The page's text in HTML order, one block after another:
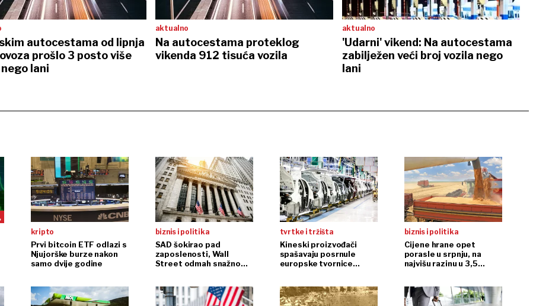
autocestama od lipnja
prošlo 3 posto više
lani
aktualno
Na autocestama proteklog
vikenda 912 tisuća vozila
aktualno
'Udarni' vikend: Na autocestama
zabilježen veći broj vozila nego
lani
kripto
Prvi bitcoin ETF odlazi s
Njujorške burze nakon
samo dvije godine
biznis i politika
SAD šokirao pad
zaposlenosti, Wall
Street odmah snažno
tvrtke i tržišta
Kineski proizvođači
spašavaju posrnule
europske tvornice
biznis i politika
Cijene hrane opet
porasle u srpnju, na
najvišu razinu u 3,5